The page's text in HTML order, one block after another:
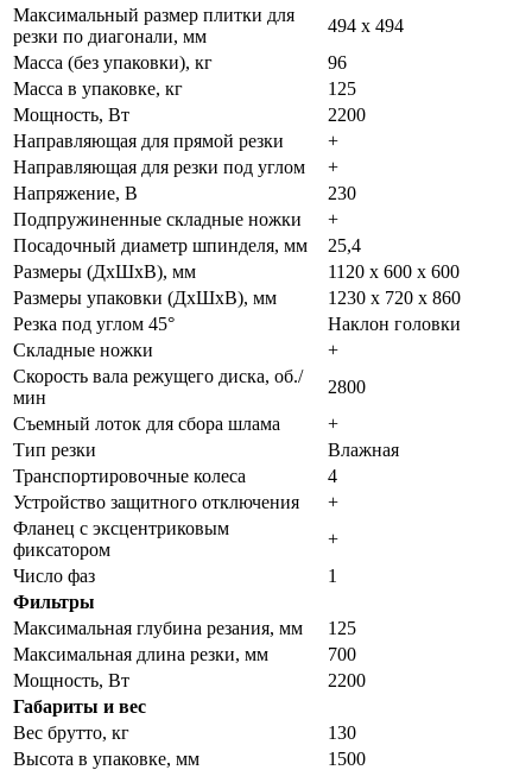
Максимальный размер плитки для
резки по диагонали, мм
494 х 494
Масса (без упаковки), кг
96
Масса в упаковке, кг
125
Мощность, Вт
2200
Направляющая для прямой резки
+
Направляющая для резки под углом
+
Напряжение, В
230
Подпружиненные складные ножки
+
Посадочный диаметр шпинделя, мм
25,4
Размеры (ДхШхВ), мм
1120 х 600 х 600
Размеры упаковки (ДхШхВ), мм
1230 х 720 х 860
Резка под углом 45°
Наклон головки
Складные ножки
+
Скорость вала режущего диска, об./
мин
2800
Съемный лоток для сбора шлама
+
Тип резки
Влажная
Транспортировочные колеса
4
Устройство защитного отключения
+
Фланец с эксцентриковым
фиксатором
+
Число фаз
1
Фильтры
Максимальная глубина резания, мм
125
Максимальная длина резки, мм
700
Мощность, Вт
2200
Габариты и вес
Вес брутто, кг
130
Высота в упаковке, мм
1500